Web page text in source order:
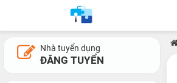
Nhà tuyển dụng
ĐĂNG TUYỂN